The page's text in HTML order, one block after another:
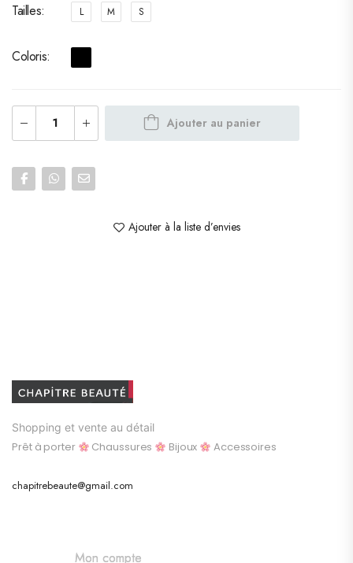
Tailles L M S
Coloris
Ajouter au panier
Ajouter à la liste d’envies
Shopping et vente au détail
Prêt à porter Chaussures Bijoux Accessoires
chapitrebeaute@gmail.com
Mon compte